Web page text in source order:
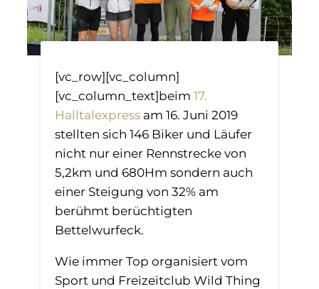
[vc_row][vc_column]
[vc_column_text]beim 17.
Halltalexpressam 16. Juni 2019
stellten sich 146 Biker und Läufer
nicht nur einer Rennstrecke von
5,2km und 680Hm sondern auch
einer Steigung von 32% am
berühmt berüchtigten
Bettelwurfeck.
Wie immer Top organisiert vom
Sport und Freizeitclub Wild Thing